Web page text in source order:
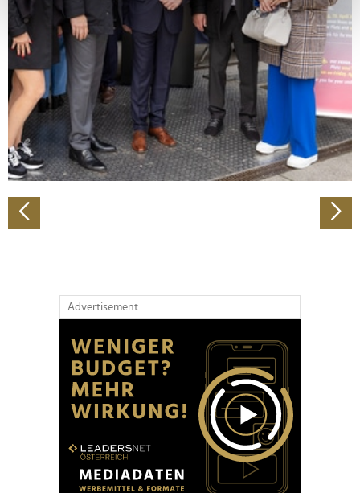
bestimmten Merkmalen (Fingerprinting) identifizieren
Erfahren Sie mehr darüber, wie Ihre persönlichen Daten
verarbeitet werden, und legen Sie Ihre Präferenzen im
Abschnitt Einzelheiten
Wir verwenden Cookies, um Inhalte und Anzeigen zu
personalisieren, Funktionen für soziale Medien anbieten
zu können und die Zugriffe auf unsere Website zu
analysieren. Außerdem geben wir Informationen zu Ihrer
Verwendung unserer Website an unsere Partner für
soziale Medien, Werbung und Analysen weiter. Unsere
Partner führen diese Informationen möglicherweise mit
Advertisement